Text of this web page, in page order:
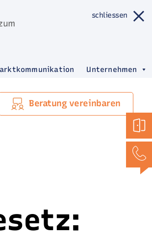
schliessen
Unternehmen
Beratung vereinbaren